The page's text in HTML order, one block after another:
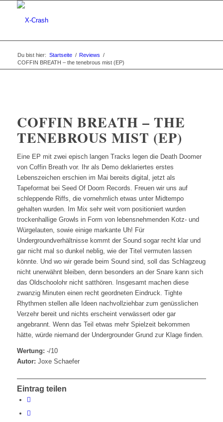
Du bist hier: Startseite / Reviews /
COFFIN BREATH – the tenebrous mist (EP)
COFFIN BREATH – THE
TENEBROUS MIST (EP)
Eine EP mit zwei episch langen Tracks legen die Death Doomer
von Coffin Breath vor. Ihr als Demo deklariertes erstes
Lebenszeichen erschien im Mai bereits digital, jetzt als
Tapeformat bei Seed Of Doom Records. Freuen wir uns auf
schleppende Riffs, die vornehmlich etwas unter Midtempo
gehalten wurden. Im Mix sehr weit vorn positioniert wurden
trockenhallige Growls in Form von lebensnehmenden Kotz- und
Würgelauten, sowie einige markante Uh! Für
Undergroundverhältnisse kommt der Sound sogar recht klar und
gar nicht mal so dunkel neblig, wie der Titel vermuten lassen
könnte. Und wo wir gerade beim Sound sind, soll das Schlagzeug
nicht unerwähnt bleiben, denn besonders an der Snare kann sich
das Oldschoolohr nicht satthören. Insgesamt machen diese
zwanzig Minuten einen recht geordneten Eindruck. Tighte
Rhythmen stellen alle Ideen nachvollziehbar zum genüsslichen
Verzehr bereit und nichts erscheint verwässert oder gar
angebrannt. Wenn das Teil etwas mehr Spielzeit bekommen
hätte, würde niemand der Undergrounder Grund zur Klage finden.
Wertung: -/10
Autor: Joxe Schaefer
Eintrag teilen